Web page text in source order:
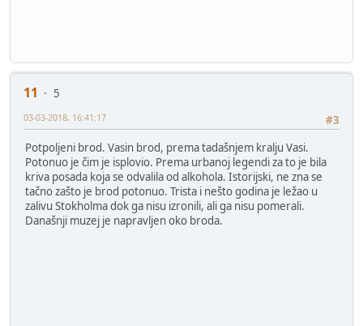
11
5
#3
03-03-2018, 16:41:17
Potpoljeni brod. Vasin brod, prema tadašnjem kralju Vasi.
Potonuo je čim je isplovio. Prema urbanoj legendi za to je bila
kriva posada koja se odvalila od alkohola. Istorijski, ne zna se
tačno zašto je brod potonuo. Trista i nešto godina je ležao u
zalivu Stokholma dok ga nisu izronili, ali ga nisu pomerali.
Današnji muzej je napravljen oko broda.